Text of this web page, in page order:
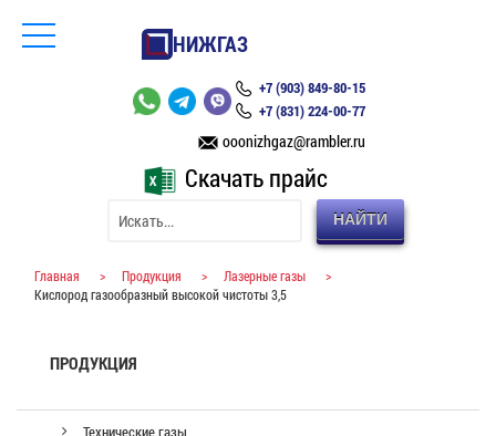
НИЖГАЗ
+7 (903) 849-80-15
+7 (831) 224-00-77
ooonizhgaz@rambler.ru
Скачать прайс
НАЙТИ
Главная > Продукция > Лазерные газы
>
Кислород газообразный высокой чистоты 3,5
ПРОДУКЦИЯ
Технические газы